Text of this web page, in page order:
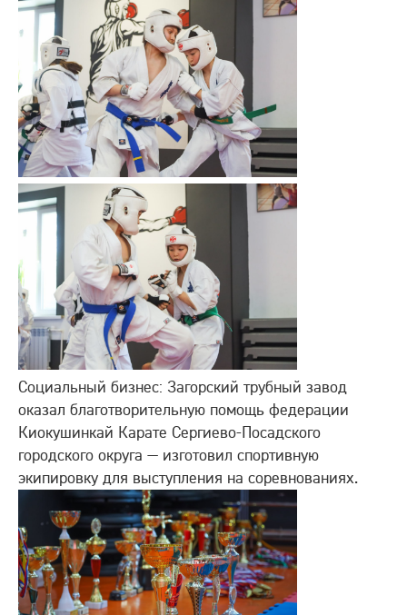
Проверка сертификата
Все сайты
Обратная связь
+7 (495) 988-06-86
Социальный бизнес: Загорский трубный завод
оказал благотворительную помощь федерации
Киокушинкай Карате Сергиево-Посадского
городского округа — изготовил спортивную
экипировку для выступления на соревнованиях.